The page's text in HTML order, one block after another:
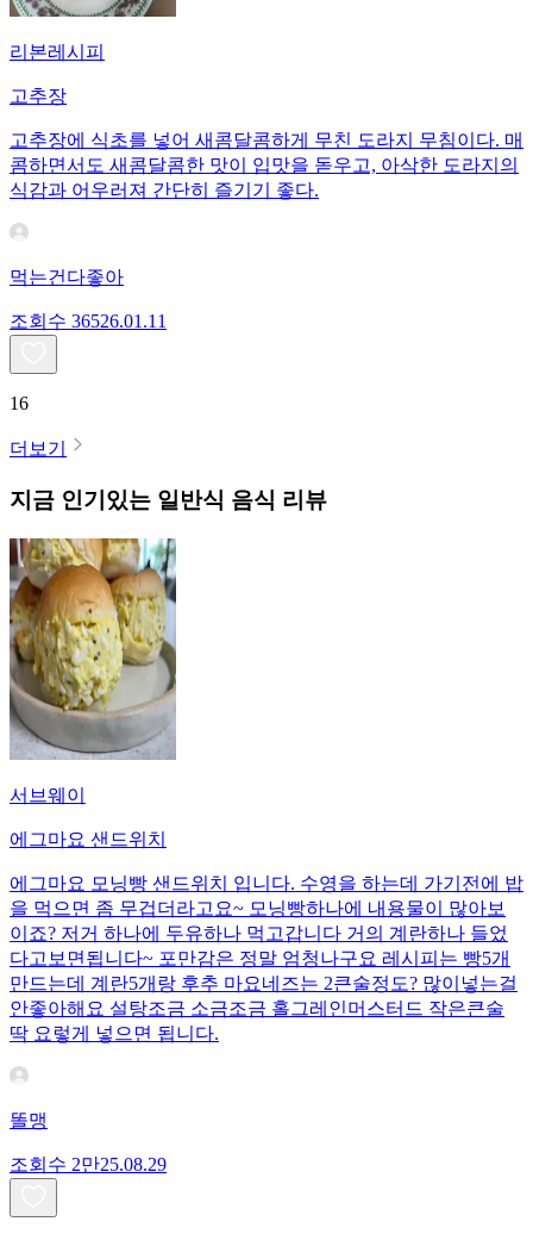
리본레시피
고추장
고추장에 식초를 넣어 새콤달콤하게 무친 도라지 무침이다. 매
콤하면서도 새콤달콤한 맛이 입맛을 돋우고, 아삭한 도라지의
식감과 어우러져 간단히 즐기기 좋다.
먹는건다좋아
조회수 36526.01.11
16
더보기
지금 인기있는 일반식 음식 리뷰
서브웨이
에그마요 샌드위치
에그마요 모닝빵 샌드위치 입니다. 수영을 하는데 가기전에 밥
을 먹으면 좀 무겁더라고요~ 모닝빵하나에 내용물이 많아보
이죠? 저거 하나에 두유하나 먹고갑니다 거의 계란하나 들었
다고보면됩니다~ 포만감은 정말 엄청나구요 레시피는 빵5개
만드는데 계란5개랑 후추 마요네즈는 2큰술정도? 많이넣는걸
안좋아해요 설탕조금 소금조금 홀그레인머스터드 작은큰술
딱 요렇게 넣으면 됩니다.
똘맹
조회수 2만25.08.29